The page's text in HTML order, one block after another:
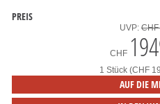
PREIS
UVP:
CHF
1 Stück (CHF
AUF DIE